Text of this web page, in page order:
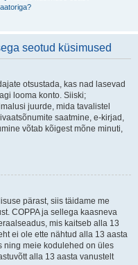
seotud küsimused
otsustada, kas nad lasevad
looma konto. Siiski;
juurde, mida tavalistel
saatmine, e-kirjad,
võtab kõigest mõne minuti,
pärast, siis täidame me
COPPA ja sellega kaasneva
mis kaitseb alla 13
ei ole ette nähtud alla 13 aasta
ning meie kodulehed on üles
alla 13 aasta vanustelt